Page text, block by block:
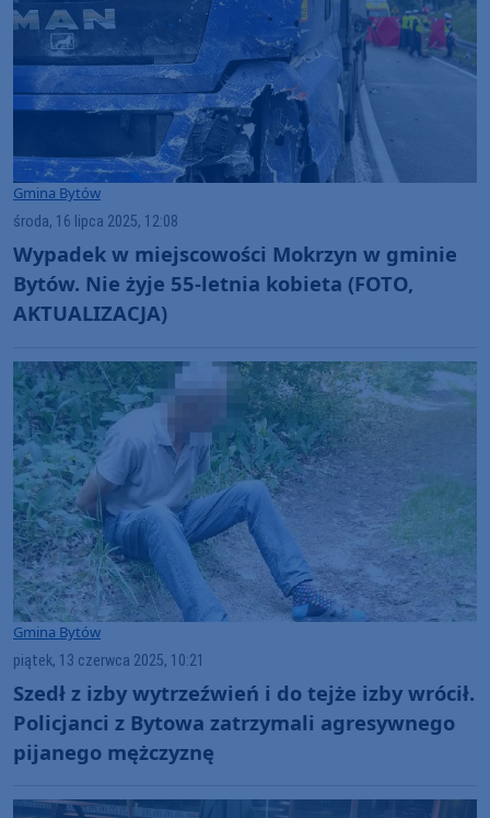
Gmina Bytów
środa, 16 lipca 2025, 12:08
Wypadek w miejscowości Mokrzyn w gminie
Bytów. Nie żyje 55-letnia kobieta (FOTO,
AKTUALIZACJA)
Gmina Bytów
piątek, 13 czerwca 2025, 10:21
Szedł z izby wytrzeźwień i do tejże izby wrócił.
Policjanci z Bytowa zatrzymali agresywnego
pijanego mężczyznę